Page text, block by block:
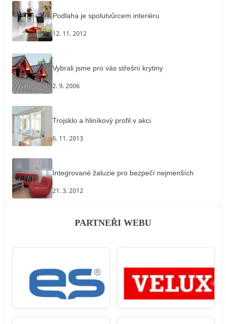
Podlaha je spolutvůrcem interiéru
12. 11. 2012
Vybrali jsme pro vás střešní krytiny
2. 9. 2006
Trojsklo a hliníkový profil v akci
6. 11. 2013
Integrované žaluzie pro bezpečí nejmenších
21. 3. 2012
PARTNEŘI WEBU